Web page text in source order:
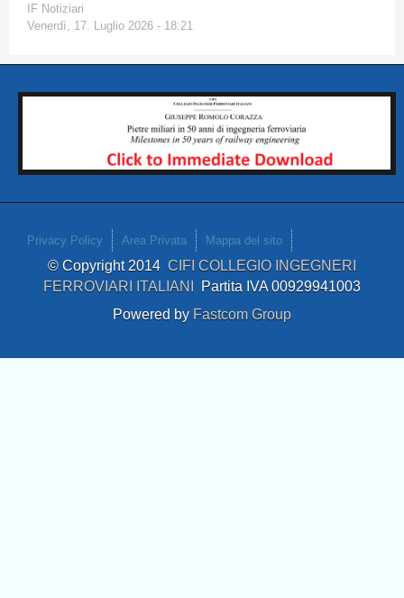
IF Notiziari
Venerdì, 17. Luglio 2026 - 18:21
Privacy Policy Area Privata Mappa del sito
© Copyright 2014 CIFI COLLEGIO INGEGNERI
FERROVIARI ITALIANI Partita IVA 00929941003
Powered by Fastcom Group